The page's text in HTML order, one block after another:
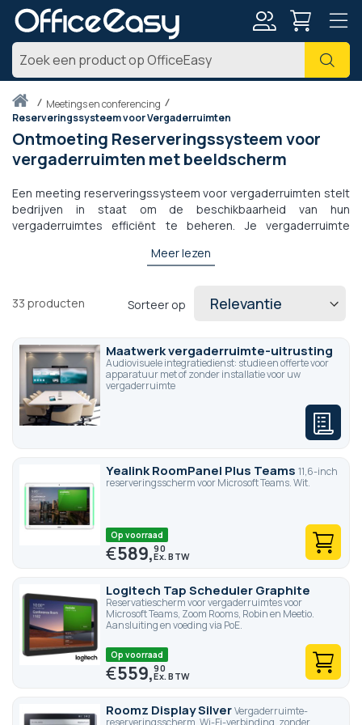
Zoek
Thuismeetings en conferencing
Reserveringssysteem voor Vergaderruimten
Ontmoeting Reserveringssysteem voor
vergaderruimten met beeldscherm
Een meeting reserveringssysteem voor vergaderruimten stelt
bedrijven in staat om de beschikbaarheid van hun
vergaderruimtes efficiënt te beheren. Je vergaderruimte
weergavesystemen voor vergaderruimten kunt u de
vergaderruimten of eenvoudigweg aangesloten op Outllook,
tijdgevulde botsingen.Autonomie? Aantal kamers?
Verbindingen?
Aarzel niet om voor het maken van de juiste
keuze contact op te nemen met onze experts in
vergaderruimtebeheer beeldscherm s via 0801230505
(Groen nummer).
Meer lezen
33 producten Sorteer op
Maatwerk vergaderruimte-uitrusting
Audiovisuele integratiedienst: studie en offerte voor
apparatuur met of zonder installatie voor uw
vergaderruimte
Yealink RoomPanel Plus Teams 11,6-inch
reserveringsscherm voor Microsoft Teams. Wit.
Op voorraad
€589,90
Logitech Tap Scheduler Graphite
Reservatiescherm voor vergaderruimtes voor
Microsoft Teams, Zoom Rooms, Robin en Meetio.
Aansluiting en voeding via PoE.
Op voorraad
€559,90
Roomz Display SilverVergaderruimte-
reserveringsscherm. Wi-Fi-verbinding, zonder